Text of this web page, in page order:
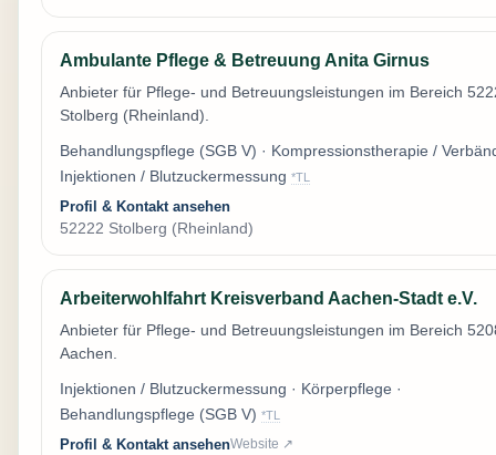
Ambulante Pflege & Betreuung Anita Girnus
Anbieter für Pflege- und Betreuungsleistungen im Bereich
Stolberg (Rheinland).
Behandlungspflege (SGB V) · Kompressionstherapie /
Injektionen / Blutzuckermessung *TL
Profil & Kontakt ansehen
52222 Stolberg (Rheinland)
Arbeiterwohlfahrt Kreisverband Aachen-Stadt e.V.
Anbieter für Pflege- und Betreuungsleistungen im Bereich
Aachen.
Injektionen / Blutzuckermessung · Körperpflege ·
Behandlungspflege (SGB V) *TL
Profil & Kontakt ansehenWebsite ↗